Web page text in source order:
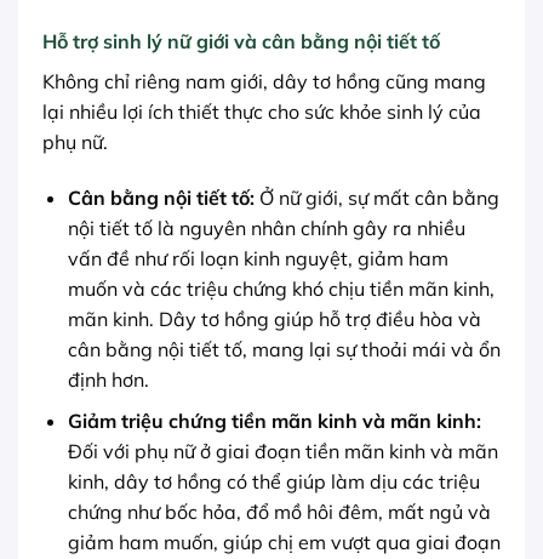
Hỗ trợ sinh lý nữ giới và cân bằng nội tiết tố
Không chỉ riêng nam giới, dây tơ hồng cũng mang
lại nhiều lợi ích thiết thực cho sức khỏe sinh lý của
phụ nữ.
Cân bằng nội tiết tố:Ở nữ giới, sự mất cân bằng
nội tiết tố là nguyên nhân chính gây ra nhiều
vấn đề như rối loạn kinh nguyệt, giảm ham
muốn và các triệu chứng khó chịu tiền mãn kinh,
mãn kinh. Dây tơ hồng giúp hỗ trợ điều hòa và
cân bằng nội tiết tố, mang lại sự thoải mái và ổn
định hơn.
Giảm triệu chứng tiền mãn kinh và mãn kinh:
Đối với phụ nữ ở giai đoạn tiền mãn kinh và mãn
kinh, dây tơ hồng có thể giúp làm dịu các triệu
chứng như bốc hỏa, đổ mồ hôi đêm, mất ngủ và
giảm ham muốn, giúp chị em vượt qua giai đoạn